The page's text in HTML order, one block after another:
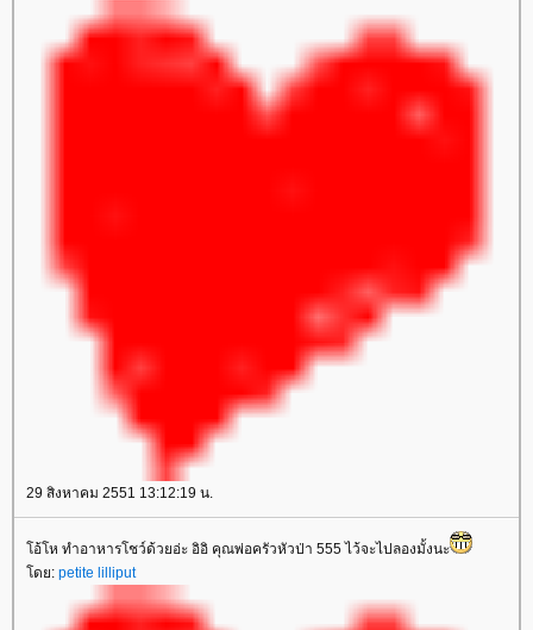
29 สิงหาคม 2551 13:12:19 น.
อ้โห ทำอาหารโชว์ด้วยอ่ะ อิอิ คุณพ่อครัวหัวป่า 555 ไว้จะไปลองมั้งนะ
ดย: petite lilliput